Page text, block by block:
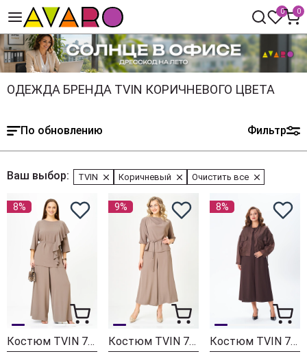
0 0
ОДЕЖДА БРЕНДА TVIN КОРИЧНЕВОГО ЦВЕТА
По обновлению Фильтр
Ваш выбор: TVIN Коричневый Очистить все
8%
Костюм TVIN 7008 мокко
9%
Костюм TVIN 7873 мокко
8%
Костюм TVIN 7877 шоколад